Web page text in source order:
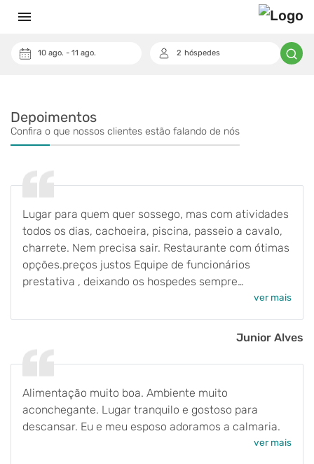
menu
10 ago. - 11 ago. 2 hóspedes
Depoimentos
Confira o que nossos clientes estão falando de nós
Lugar para quem quer sossego, mas com atividades
todos os dias, cachoeira, piscina, passeio a cavalo,
charrete. Nem precisa sair. Restaurante com ótimas
opções.preços justos Equipe de funcionários
prestativa , deixando os hospedes sempre
ver mais
Junior Alves
Alimentação muito boa. Ambiente muito
aconchegante. Lugar tranquilo e gostoso para
descansar. Eu e meu esposo adoramos a calmaria.
ver mais